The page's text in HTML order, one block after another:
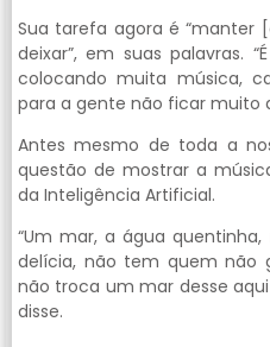
Sua tarefa agora é “manter
deixar”, em suas palavras.
colocando muita música,
para a gente não ficar muito
Antes mesmo de toda a
questão de mostrar a
da Inteligência Artificial.
“Um mar, a água
delícia, não tem quem não
não troca um mar desse
disse.